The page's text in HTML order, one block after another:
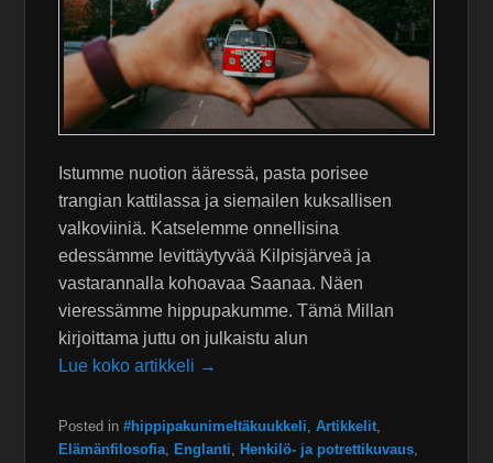
Istumme nuotion ääressä, pasta porisee
trangian kattilassa ja siemailen kuksallisen
valkoviiniä. Katselemme onnellisina
edessämme levittäytyvää Kilpisjärveä ja
vastarannalla kohoavaa Saanaa. Näen
vieressämme hippupakumme. Tämä Millan
kirjoittama juttu on julkaistu alun
Lue koko artikkeli →
Posted in #hippipakunimeltäkuukkeli,Artikkelit,
Elämänfilosofia, Englanti, Henkilö- ja potrettikuvaus,